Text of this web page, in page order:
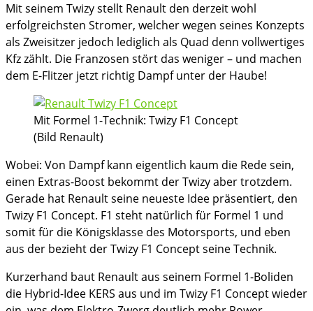
Stromer
Twizy
F1
Concept
Mit seinem Twizy stellt Renault den derzeit wohl
erfolgreichsten Stromer, welcher wegen seines Konzepts
als Zweisitzer jedoch lediglich als Quad denn vollwertiges
Kfz zählt. Die Franzosen stört das weniger – und machen
dem E-Flitzer jetzt richtig Dampf unter der Haube!
Mit Formel 1-Technik: Twizy F1 Concept
(Bild Renault)
Wobei: Von Dampf kann eigentlich kaum die Rede sein,
einen Extras-Boost bekommt der Twizy aber trotzdem.
Gerade hat Renault seine neueste Idee präsentiert, den
Twizy F1 Concept. F1 steht natürlich für Formel 1 und
somit für die Königsklasse des Motorsports, und eben
aus der bezieht der Twizy F1 Concept seine Technik.
Kurzerhand baut Renault aus seinem Formel 1-Boliden
die Hybrid-Idee KERS aus und im Twizy F1 Concept wieder